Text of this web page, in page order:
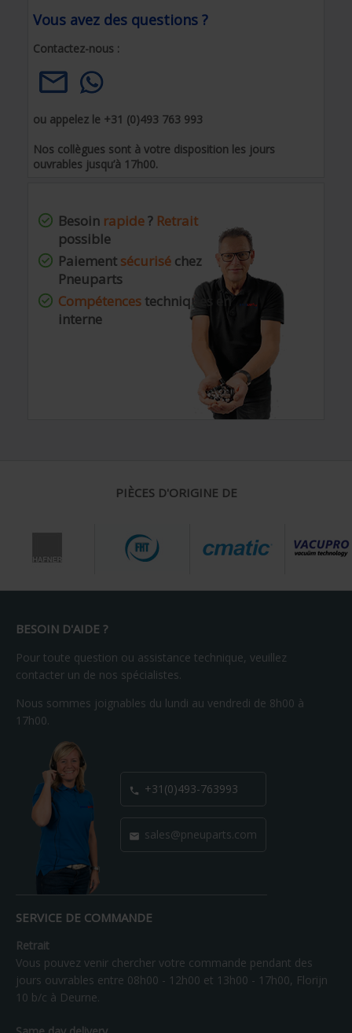
Vous avez des questions ?
Contactez-nous :
ou appelez le +31 (0)493 763 993
Nos collègues sont à votre disposition les jours
ouvrables jusqu’à 17h00.
Besoin rapide? Retrait
possible
Paiement sécurisé chez
Pneuparts
Compétencestechniques en
interne
PIÈCES D'ORIGINE DE
BESOIN D'AIDE ?
Pour toute question ou assistance technique, veuillez
contacter un de nos spécialistes.
Nous sommes joignables du lundi au vendredi de 8h00 à
17h00.
 +31(0)493-763993
 sales@pneuparts.com
SERVICE DE COMMANDE
Retrait
Vous pouvez venir chercher votre commande pendant des
jours ouvrables entre 08h00 - 12h00 et 13h00 - 17h00, Florijn
10 b/c à Deurne.